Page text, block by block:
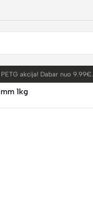
PETG akcija! Dabar nuo 9.99€.
Silk+/
1kg